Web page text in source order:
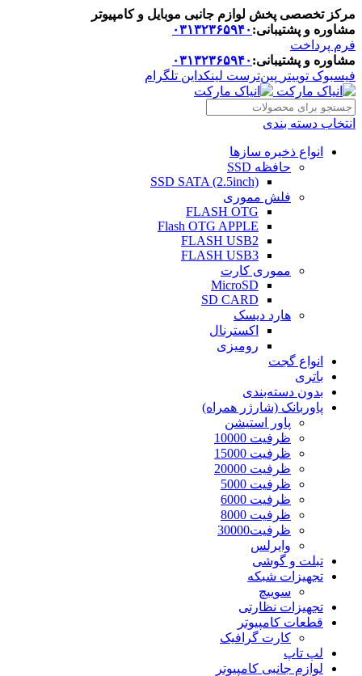
مرکز تخصصی پخش لوازم جانبی موبایل و کامپیوتر
مشاوره و پشتیبانی: ۰۳۱۳۲۳۶۵۹۴۰
فرم پرداخت
مشاوره و پشتیبانی: ۰۳۱۳۲۳۶۵۹۴۰
فیسبوک توییتر پین‌ترست لینکداین تلگرام
انتخاب دسته بندی
انواع ذخیره سازها
حافظه SSD
SSD SATA (2.5inch)
فلش مموری
FLASH OTG
Flash OTG APPLE
FLASH USB2
FLASH USB3
مموری کارت
MicroSD
SD CARD
هارد دیسک
اکسترنال
رومیزی
انواع گجت
باتری
بدون دسته‌بندی
پاوربانک (شارژر همراه)
پاور استیشن
ظرفیت 10000
ظرفیت 15000
ظرفیت 20000
ظرفیت 5000
ظرفیت 6000
ظرفیت 8000
ظرفیت30000
وایرلس
تبلت و گوشی
تجهیزات شبکه
سوییچ
تجهیزات نظارتی
قطعات کامپیوتر
کارت گرافیک
لپ تاپ
لوازم جانبی کامپیوتر